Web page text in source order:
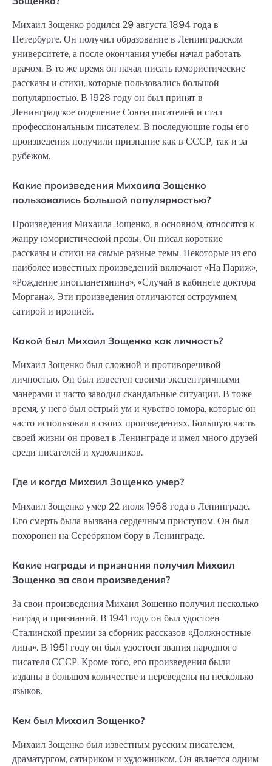
Михаил Зощенко родился 29 августа 1894 года в
Петербурге. Он получил образование в Ленинградском
университете, а после окончания учебы начал работать
врачом. В то же время он начал писать юмористические
рассказы и стихи, которые пользовались большой
популярностью. В 1928 году он был принят в
Ленинградское отделение Союза писателей и стал
профессиональным писателем. В последующие годы его
произведения получили признание как в СССР, так и за
рубежом.
Какие произведения Михаила Зощенко
пользовались большой популярностью?
Произведения Михаила Зощенко, в основном, относятся к
жанру юмористической прозы. Он писал короткие
рассказы и стихи на самые разные темы. Некоторые из его
наиболее известных произведений включают «На Париж»,
«Рождение инопланетянина», «Случай в кабинете доктора
Моргана». Эти произведения отличаются остроумием,
сатирой и иронией.
Какой был Михаил Зощенко как личность?
Михаил Зощенко был сложной и противоречивой
личностью. Он был известен своими эксцентричными
манерами и часто заводил скандальные ситуации. В тоже
время, у него был острый ум и чувство юмора, которые он
часто использовал в своих произведениях. Большую часть
своей жизни он провел в Ленинграде и имел много друзей
среди писателей и художников.
Где и когда Михаил Зощенко умер?
Михаил Зощенко умер 22 июля 1958 года в Ленинграде.
Его смерть была вызвана сердечным приступом. Он был
похоронен на Серебряном бору в Ленинграде.
Какие награды и признания получил Михаил
Зощенко за свои произведения?
За свои произведения Михаил Зощенко получил несколько
наград и признаний. В 1941 году он был удостоен
Сталинской премии за сборник рассказов «Должностные
лица». В 1951 году он был удостоен звания народного
писателя СССР. Кроме того, его произведения были
изданы в большом количестве и переведены на несколько
языков.
Кем был Михаил Зощенко?
Михаил Зощенко был известным русским писателем,
драматургом, сатириком и художником. Он является одним